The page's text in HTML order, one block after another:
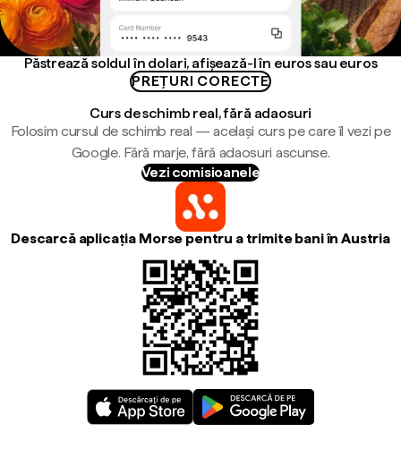
Păstrează soldul în dolari, afișează-l în euros sau euros
PREȚURI CORECTE
Curs de schimb real, fără adaosuri
Folosim cursul de schimb real — același curs pe care îl vezi pe
Google. Fără marje, fără adaosuri ascunse.
Vezi comisioanele
Descarcă aplicația Morse pentru a trimite bani în Austria